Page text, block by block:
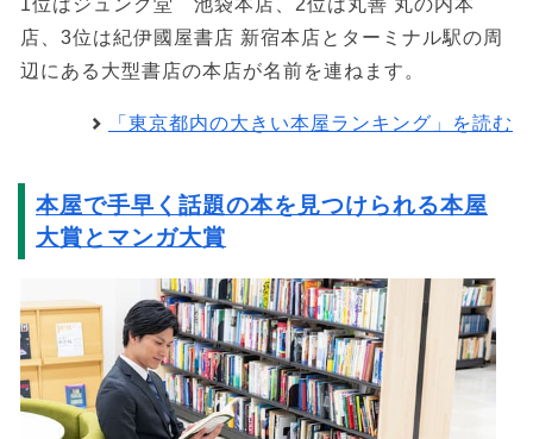
店、3位は紀伊國屋書店 新宿本店とターミナル駅の周
辺にある大型書店の本店が名前を連ねます。
「東京都内の大きい本屋ランキング」を読む
本屋で手早く話題の本を見つけられる本屋
大賞とマンガ大賞